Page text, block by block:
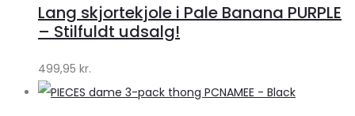
Klædeskabet.dk
Lang skjortekjole i Pale Banana PURPLE
– Stilfuldt udsalg!
499,95 kr.